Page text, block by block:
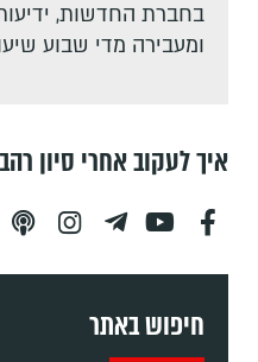
בחברת החדשות,
ומעבירה מדי שבוע
איך לעקוב אחרי סיון
חיפוש באתר